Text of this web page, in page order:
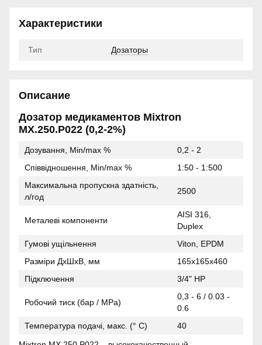
Характеристики
Тип Дозаторы
Описание
Дозатор медикаментов Mixtron
MX.250.P022 (0,2-2%)
Дозування, Min/max %
0,2 - 2
Співвідношення, Min/max %
1:50 - 1:500
Максимальна пропускна здатність,
л/год
2500
Металеві компоненти
AISI 316,
Duplex
Гумові ущільнення
Viton, EPDM
Разміри ДхШхВ, мм
165х165х460
Підключення
3/4" HP
Робочий тиск (бар / MPa)
0,3 - 6 / 0.03 -
0.6
Температура подачі, макс. (° C)
40